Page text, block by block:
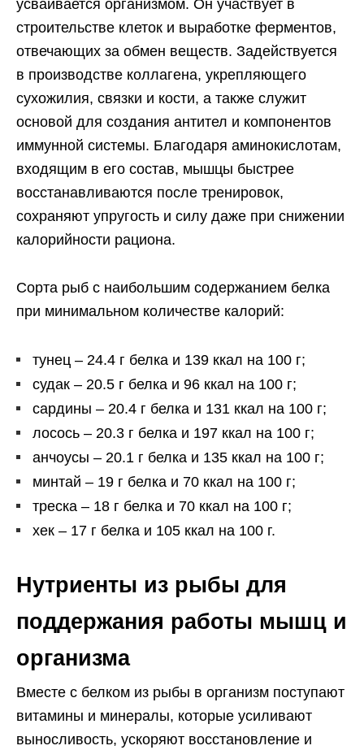
усваивается организмом. Он участвует в
строительстве клеток и выработке ферментов,
отвечающих за обмен веществ. Задействуется
в производстве коллагена, укрепляющего
сухожилия, связки и кости, а также служит
основой для создания антител и компонентов
иммунной системы. Благодаря аминокислотам,
входящим в его состав, мышцы быстрее
восстанавливаются после тренировок,
сохраняют упругость и силу даже при снижении
калорийности рациона.
Сорта рыб с наибольшим содержанием белка
при минимальном количестве калорий:
тунец – 24.4 г белка и 139 ккал на 100 г;
судак – 20.5 г белка и 96 ккал на 100 г;
сардины – 20.4 г белка и 131 ккал на 100 г;
лосось – 20.3 г белка и 197 ккал на 100 г;
анчоусы – 20.1 г белка и 135 ккал на 100 г;
минтай – 19 г белка и 70 ккал на 100 г;
треска – 18 г белка и 70 ккал на 100 г;
хек – 17 г белка и 105 ккал на 100 г.
Нутриенты из рыбы для
поддержания работы мышц и
организма
Вместе с белком из рыбы в организм поступают
витамины и минералы, которые усиливают
выносливость, ускоряют восстановление и